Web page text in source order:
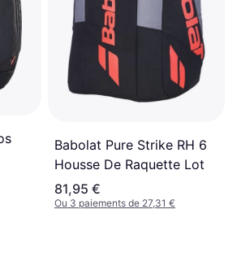
Babolat Pure Strike RH 6
Housse De Raquette Lot
81,95 €
Ou 3 paiements de 27,31 €